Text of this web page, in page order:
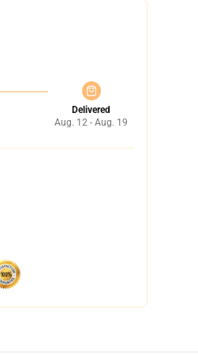
Delivered
Aug. 12 - Aug. 19